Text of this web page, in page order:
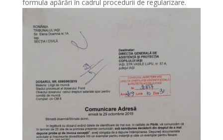
formula apărări în cadrul procedurii de regularizare.